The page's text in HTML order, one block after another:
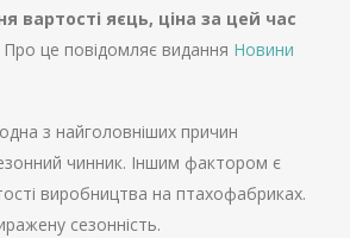
вартості яєць, ціна за цей час
Про це повідомляє видання Новини
з найголовніших причин
чинник. Іншим фактором є
виробництва на птахофабриках.
сезонність.